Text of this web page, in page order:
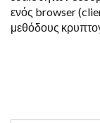
ενός browser
μεθόδους